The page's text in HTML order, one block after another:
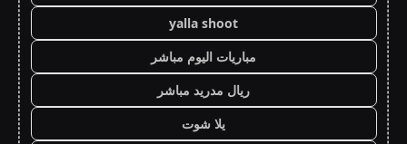
yalla shoot
مباريات اليوم مباشر
ريال مدريد مباشر
يلا شوت